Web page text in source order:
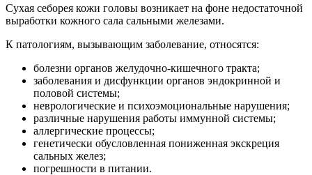
Сухая себорея кожи головы возникает на фоне недостаточной
выработки кожного сала сальными железами.
К патологиям, вызывающим заболевание, относятся:
болезни органов желудочно-кишечного тракта;
заболевания и дисфункции органов эндокринной и
половой системы;
неврологические и психоэмоциональные нарушения;
различные нарушения работы иммунной системы;
аллергические процессы;
генетически обусловленная пониженная экскреция
сальных желез;
погрешности в питании.